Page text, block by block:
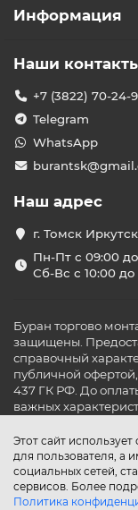
распределение
торговых
кафе, баров
учебных и
Кассетные
остаётся лишь
преимуществ:
охлаждение
извне,
низкий
Этот сайт
для пользователя, а
социальных сетей,
сервисов. Более
Политика
Информация
Наши
+7 (3822) 70-24-
Telegram
WhatsApp
Наш адрес
г. Томск
Пн-Пт с 09:00
Сб-Вс с 10:00 до
Буран торгово
защищены.
справочный
публичной
437 ГК РФ. До
важных